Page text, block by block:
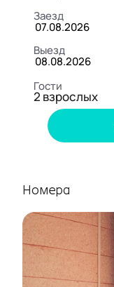
Заезд
Выезд
10 11
17 18
Гости
2 взрослых
Номера